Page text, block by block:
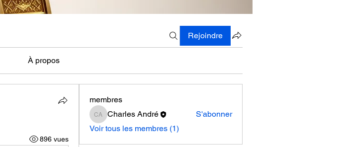
Rejoindre
À propos
896 vues
membres
Charles André
Charles André
S'abonner
Voir tous les membres (1)